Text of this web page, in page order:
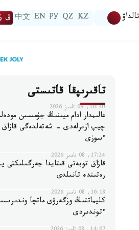
تالداۋ KZ
QZ
РУ
EN
中文 ق
تاقىرىپقا قاتىستى
10:40, 09 تامىز 2026
عالىمدار ادام ميىنىڭ جۇمىسىن
چيپ ازىرلەدى - شەتەلدەگى قازاق
ءسوزى
17:24, 08 تامىز 2026
قازاق توبەتى قىتايدا جەرگىلىكتى
رەتىندە تانىلدى
16:18, 08 تامىز 2026
كليماتتىڭ وزگەرۋى ماتچا
ءتوندىردى